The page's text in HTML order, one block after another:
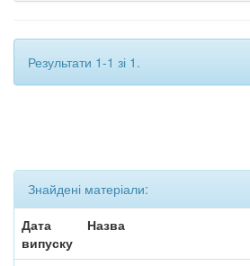
Результати 1-1 зі 1.
Знайдені матеріали:
Дата
випуску
Назва